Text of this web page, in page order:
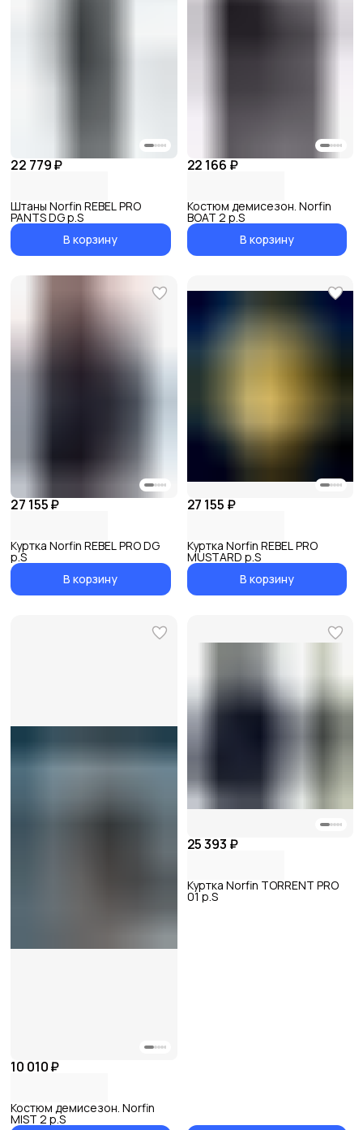
22 779 ₽
Штаны Norfin REBEL PRO
PANTS DG р.S
В корзину
22 166 ₽
Костюм демисезон. Norfin
BOAT 2 р.S
В корзину
27 155 ₽
Куртка Norfin REBEL PRO DG
р.S
В корзину
27 155 ₽
Куртка Norfin REBEL PRO
MUSTARD р.S
В корзину
10 010 ₽
Костюм демисезон. Norfin
MIST 2 р.S
25 393 ₽
Куртка Norfin TORRENT PRO
01 р.S